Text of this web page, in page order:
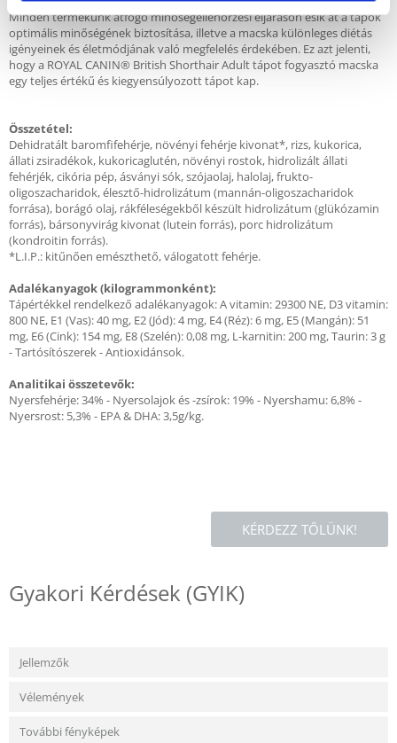
Minden termékünk átfogó minőségellenőrzési eljáráson esik át a tápok
optimális minőségének biztosítása, illetve a macska különleges diétás
igényeinek és életmódjának való megfelelés érdekében. Ez azt jelenti,
hogy a ROYAL CANIN® British Shorthair Adult tápot fogyasztó macska
egy teljes értékű és kiegyensúlyozott tápot kap.
Összetétel:
Dehidratált baromfifehérje, növényi fehérje kivonat*, rizs, kukorica,
állati zsiradékok, kukoricaglutén, növényi rostok, hidrolizált állati
fehérjék, cikória pép, ásványi sók, szójaolaj, halolaj, frukto-
oligoszacharidok, élesztő-hidrolizátum (mannán-oligoszacharidok
forrása), borágó olaj, rákféleségekből készült hidrolizátum (glükózamin
forrás), bársonyvirág kivonat (lutein forrás), porc hidrolizátum
(kondroitin forrás).
*L.I.P.: kitűnően emészthető, válogatott fehérje.
Adalékanyagok (kilogrammonként):
Tápértékkel rendelkező adalékanyagok: A vitamin: 29300 NE, D3 vitamin:
800 NE, E1 (Vas): 40 mg, E2 (Jód): 4 mg, E4 (Réz): 6 mg, E5 (Mangán): 51
mg, E6 (Cink): 154 mg, E8 (Szelén): 0,08 mg, L-karnitin: 200 mg, Taurin: 3 g
- Tartósítószerek - Antioxidánsok.
Analitikai összetevők:
Nyersfehérje: 34% - Nyersolajok és -zsírok: 19% - Nyershamu: 6,8% -
Nyersrost: 5,3% - EPA & DHA: 3,5g/kg.
KÉRDEZZ TŐLÜNK!
Gyakori Kérdések (GYIK)
Jellemzők
Vélemények
További fényképek